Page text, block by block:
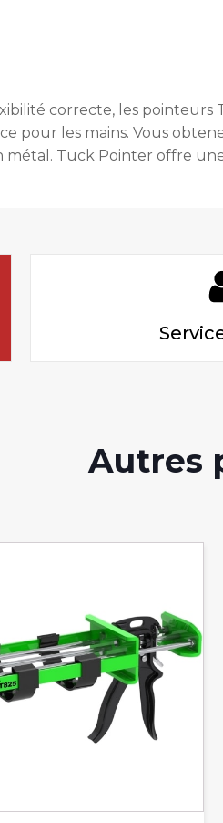
correcte, les
pour les mains. Vous
métal. Tuck Pointer offre
Autres